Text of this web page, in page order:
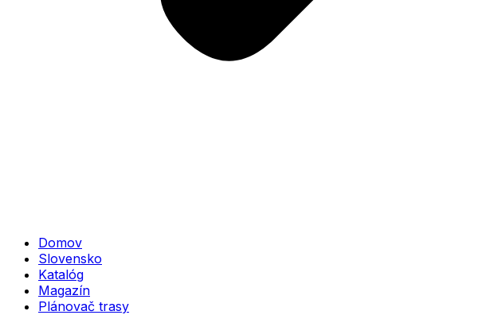
Domov
Slovensko
Katalóg
Magazín
Plánovač trasy